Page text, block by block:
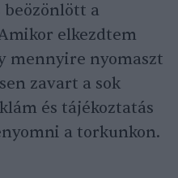
beözönlött a
elkezdtem
mennyire nyomaszt
zavart a sok
és tájékoztatás
a torkunkon.